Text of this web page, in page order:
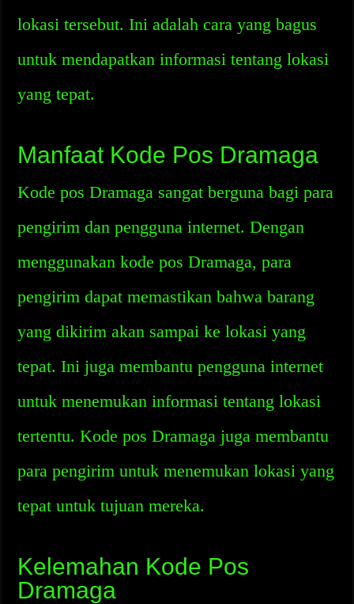
lokasi tersebut. Ini adalah cara yang bagus
untuk mendapatkan informasi tentang lokasi
yang tepat.
Manfaat Kode Pos Dramaga
Kode pos Dramaga sangat berguna bagi para
pengirim dan pengguna internet. Dengan
menggunakan kode pos Dramaga, para
pengirim dapat memastikan bahwa barang
yang dikirim akan sampai ke lokasi yang
tepat. Ini juga membantu pengguna internet
untuk menemukan informasi tentang lokasi
tertentu. Kode pos Dramaga juga membantu
para pengirim untuk menemukan lokasi yang
tepat untuk tujuan mereka.
Kelemahan Kode Pos
Dramaga